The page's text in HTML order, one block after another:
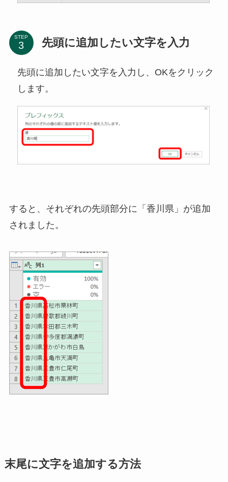
STEP 先頭に追加したい文字を入力
先頭に追加したい文字を入力し、OKをクリック
します。
すると、それぞれの先頭部分に「香川県」が追加
されました。
末尾に文字を追加する方法